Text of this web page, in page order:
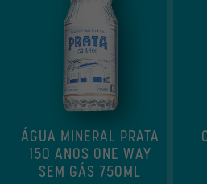
ÁGUA MINERAL PRATA
150 ANOS ONE WAY
SEM GÁS 750ML